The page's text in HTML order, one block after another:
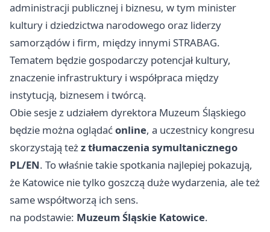
administracji publicznej i biznesu, w tym minister
kultury i dziedzictwa narodowego oraz liderzy
samorządów i firm, między innymi STRABAG.
Tematem będzie gospodarczy potencjał kultury,
znaczenie infrastruktury i współpraca między
instytucją, biznesem i twórcą.
Obie sesje z udziałem dyrektora Muzeum Śląskiego
będzie można oglądaćonline, a uczestnicy kongresu
skorzystają teżz tłumaczenia symultanicznego
PL/EN. To właśnie takie spotkania najlepiej pokazują,
że Katowice nie tylko goszczą duże wydarzenia, ale też
same współtworzą ich sens.
na podstawie: Muzeum Śląskie Katowice.